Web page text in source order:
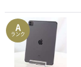
A
ランク